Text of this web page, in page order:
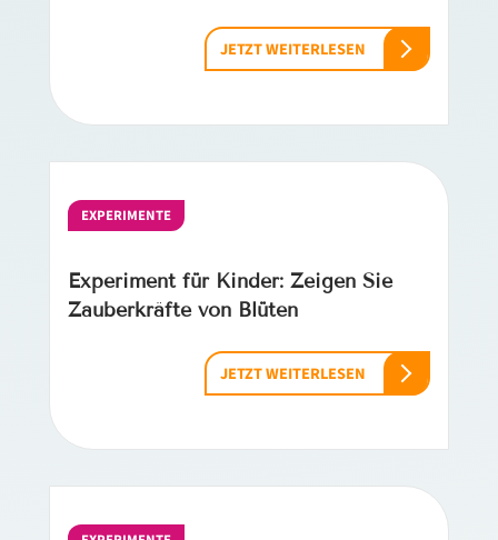
JETZT WEITERLESEN
EXPERIMENTE
Experiment für Kinder: Zeigen Sie
Zauberkräfte von Blüten
JETZT WEITERLESEN